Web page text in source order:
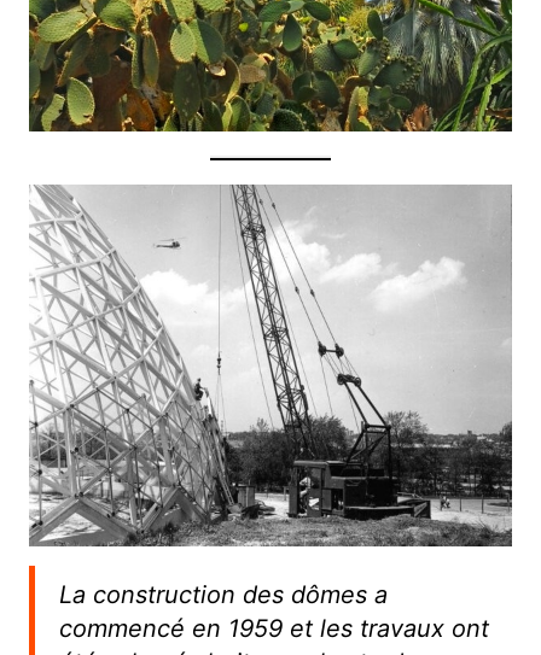
La construction des dômes a
commencé en 1959 et les travaux ont